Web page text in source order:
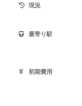
現況
最寄り駅
初期費用